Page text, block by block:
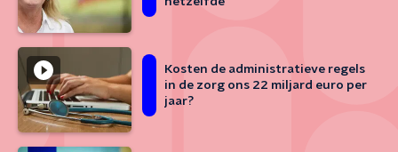
Kosten de administratieve regels
in de zorg ons 22 miljard euro per
jaar?